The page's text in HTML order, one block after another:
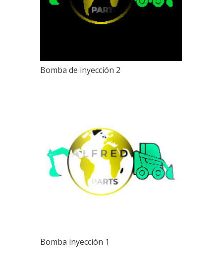
Bomba de inyección 2
Bomba inyección 1